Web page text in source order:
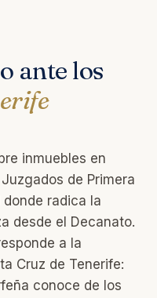
ante los
inmuebles en
de Primera
radica la
desde el Decanato.
a la
Cruz de Tenerife:
conoce de los